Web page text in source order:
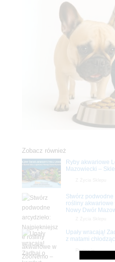
Zobacz również
Ryby akwariowe
Mazowiecki –
Stwórz
rośliny
Nowy Dwór
Promocje
Upały wracają!
z matami